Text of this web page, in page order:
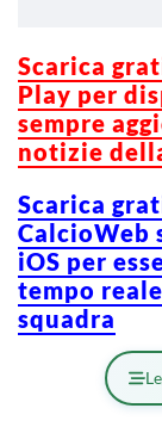
Scarica
Play per
sempre
notizie
Scarica
CalcioWeb
iOS per
tempo
squadra